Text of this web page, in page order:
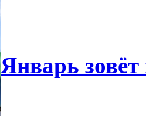
Январь зовёт